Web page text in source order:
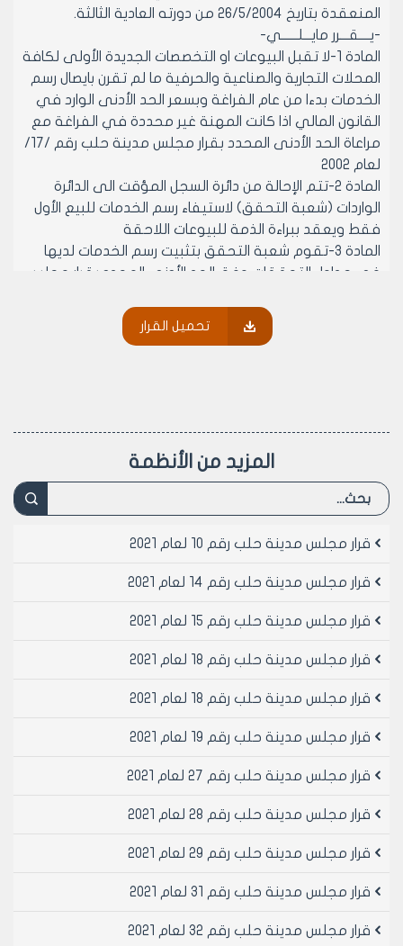
المنعقدة بتاريخ 26/5/2004 من دورته العادية الثالثة.
-يــــقـــرر مايـــلــــــي-
المادة 1-لا تقبل البيوعات او التخصصات الجديدة الأولى لكافة
المحلات التجارية والصناعية والحرفية ما لم تقرن بايصال رسم
الخدمات بدءا من عام الفراغة وبسعر الحد الأدنى الوارد في
القانون المالي اذا كانت المهنة غير محددة في الفراغة مع
مراعاة الحد الأدنى المحدد بقرار مجلس مدينة حلب رقم /17/
لعام 2002
المادة 2-تتم الإحالة من دائرة السجل المؤقت الى الدائرة
الواردات (شعبة التحقق) لاستيفاء رسم الخدمات للبيع الأول
فقط ويعقد ببراءة الذمة للبيوعات اللاحقة
المادة 3-تقوم شعبة التحقق بتثبيت رسم الخدمات لديها
في جداول التحققات وفق الحد الأدنى المحدد بقرار مجلس
الجباية فور استلام الإحالة من السجل المؤقت وبشكل اني
لقبض الرسم اصولا عن المدة المتبقية من السنة دون الحاجة
براءة ذمة للمقسم محل الفراغة
لتعديل الرسم وفق المهنة المشغلة
والابنية المشغلة القديمة
المادة 8- تلغى كافة القرارات والتعليمات المخالفة لاحكامه
المادة 9- ينشر هذا القرار في لوحة إعلانات مجلس مدينة
رئيس مجلس مدينة حلب
تحميل القرار
المزيد من الأنظمة
قرار مجلس مدينة حلب رقم 10 لعام 2021
قرار مجلس مدينة حلب رقم 14 لعام 2021
قرار مجلس مدينة حلب رقم 15 لعام 2021
قرار مجلس مدينة حلب رقم 18 لعام 2021
قرار مجلس مدينة حلب رقم 18 لعام 2021
قرار مجلس مدينة حلب رقم 19 لعام 2021
قرار مجلس مدينة حلب رقم 27 لعام 2021
قرار مجلس مدينة حلب رقم 28 لعام 2021
قرار مجلس مدينة حلب رقم 29 لعام 2021
قرار مجلس مدينة حلب رقم 31 لعام 2021
قرار مجلس مدينة حلب رقم 32 لعام 2021